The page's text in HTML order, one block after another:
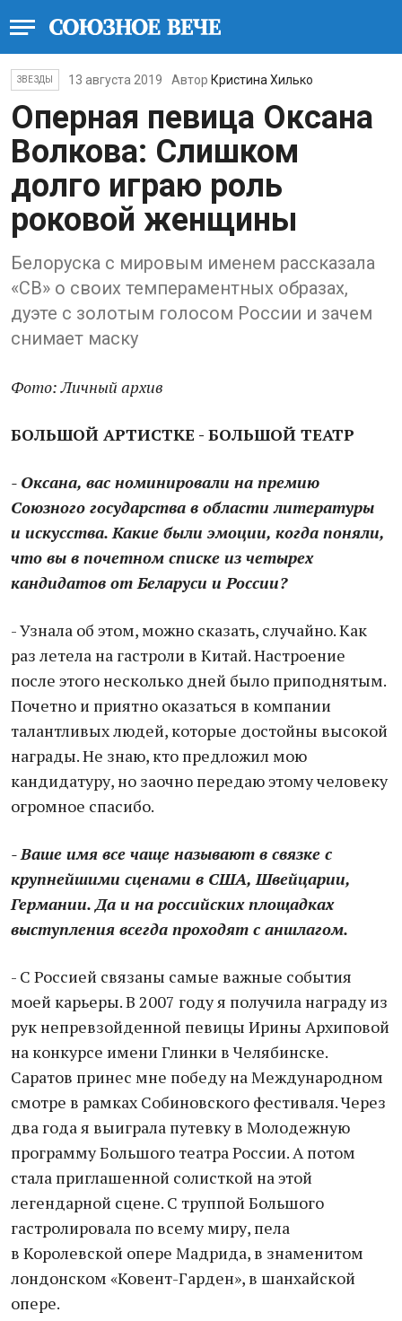
ЗВЕЗДЫ 13 августа 2019 Автор Кристина Хилько
Оперная певица Оксана
Волкова: Слишком
долго играю роль
роковой женщины
Белоруска с мировым именем рассказала
«СВ» о своих темпераментных образах,
дуэте с золотым голосом России и зачем
снимает маску
Фото: Личный архив
БОЛЬШОЙ АРТИСТКЕ - БОЛЬШОЙ ТЕАТР
- Оксана, вас номинировали на премию
Союзного государства в области литературы
и искусства. Какие были эмоции, когда поняли,
что вы в почетном списке из четырех
кандидатов от Беларуси и России?
- Узнала об этом, можно сказать, случайно. Как
раз летела на гастроли в Китай. Настроение
после этого несколько дней было приподнятым.
Почетно и приятно оказаться в компании
талантливых людей, которые достойны высокой
награды. Не знаю, кто предложил мою
кандидатуру, но заочно передаю этому человеку
огромное спасибо.
- Ваше имя все чаще называют в связке с
крупнейшими сценами в США, Швейцарии,
Германии. Да и на российских площадках
выступления всегда проходят с аншлагом.
- С Россией связаны самые важные события
моей карьеры. В 2007 году я получила награду из
рук непревзойденной певицы Ирины Архиповой
на конкурсе имени Глинки в Челябинске.
Саратов принес мне победу на Международном
смотре в рамках Собиновского фестиваля. Через
два года я выиграла путевку в Молодежную
программу Большого театра России. А потом
стала приглашенной солисткой на этой
легендарной сцене. С труппой Большого
гастролировала по всему миру, пела
в Королевской опере Мадрида, в знаменитом
лондонском «Ковент-Гарден», в шанхайской
опере.